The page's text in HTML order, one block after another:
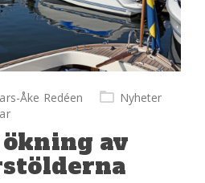
Åke Redéen
Nyheter
av